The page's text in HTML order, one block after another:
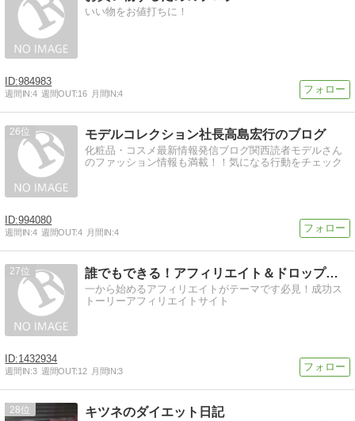
いい物をお値打ちに！
984983
週間IN:4 週間OUT:16 月間IN:4
26 モデルコレクション社長高島宏行のブログ
化粧品・コスメ最新情報発信ブログ関西読者モデルさん
のファッション情報も満載！！気になる行動をチェック
994080
週間IN:4 週間OUT:4 月間IN:4
27 誰でもできる！アフィリエイト＆ドロップシッピング
一から始めるアフィリエイトがテーマです必見！成功ス
トーリーアフィリエイトサイト
1432934
週間IN:3 週間OUT:12 月間IN:3
28 キツネのダイエット日記